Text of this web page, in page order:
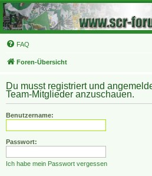
FAQ
Foren-Übersicht
Du musst registriert und
Team-Mitglieder anzuschauen.
Benutzername:
Passwort:
Ich habe mein Passwort vergessen